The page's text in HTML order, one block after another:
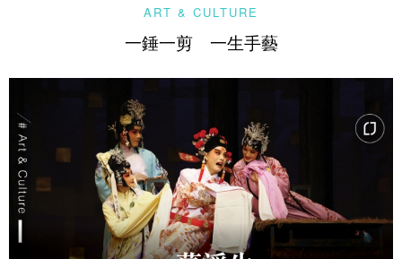
ART & CULTURE
一錘一剪 一生手藝